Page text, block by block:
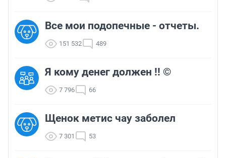
Все мои подопечные - отчеты.
151 532 489
Я кому денег должен !! ©
7 796 66
Щенок метис чау заболел
7 301 53